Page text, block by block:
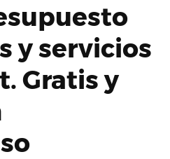
y servicios
Gratis y